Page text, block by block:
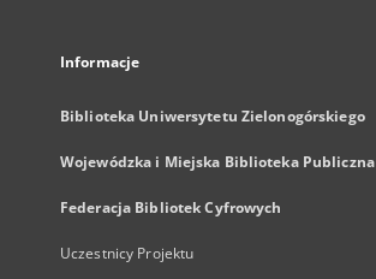
Informacje
Biblioteka Uniwersytetu Zielonogórskiego
Wojewódzka i Miejska Biblioteka Publiczna
Federacja Bibliotek Cyfrowych
Uczestnicy Projektu